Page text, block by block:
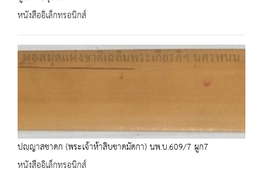
หนังสืออิเล็กทรอนิกส์
ปญฺญาสชาดก (พระเจ้าห้าสิบชาดมัดกา) นพ.บ.609/7 ผูก7
หนังสืออิเล็กทรอนิกส์